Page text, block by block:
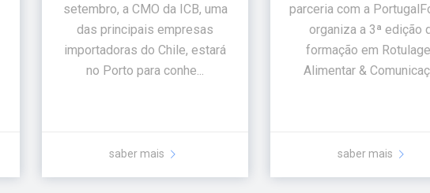
setembro, a CMO da ICB, uma
das principais empresas
importadoras do Chile, estará
no Porto para conhe...
saber mais
parceria com a
organiza a 3ª edição
formação em
Alimentar &
saber mais